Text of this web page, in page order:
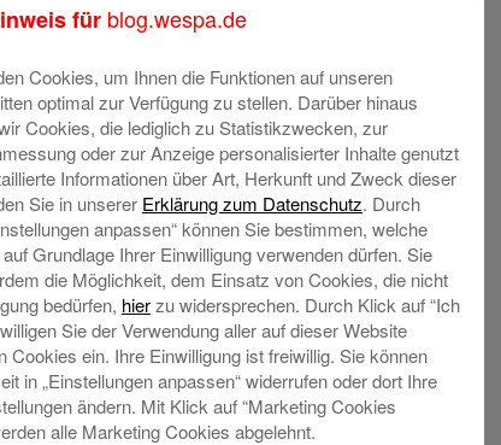
Erforderliche Felder sind mit
für blog.wespa.de
Cookies, um Ihnen die Funktionen auf unseren
optimal zur Verfügung zu stellen. Darüber hinaus
Cookies, die lediglich zu Statistikzwecken, zur
oder zur Anzeige personalisierter Inhalte genutzt
Informationen über Art, Herkunft und Zweck dieser
Sie in unserer Erklärung zum Datenschutz. Durch
anpassen“ können Sie bestimmen, welche
Grundlage Ihrer Einwilligung verwenden dürfen. Sie
die Möglichkeit, dem Einsatz von Cookies, die nicht
bedürfen, hierzu widersprechen. Durch Klick auf “Ich
Sie der Verwendung aller auf dieser Website
Cookies ein. Ihre Einwilligung ist freiwillig. Sie können
in „Einstellungen anpassen“ widerrufen oder dort Ihre
ändern. Mit Klick auf “Marketing Cookies
alle Marketing Cookies abgelehnt.